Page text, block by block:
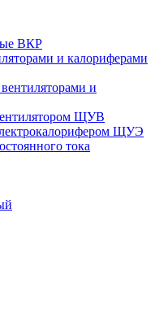
ВКР
и калориферами
и
ЩУВ
ЩУЭ
тока